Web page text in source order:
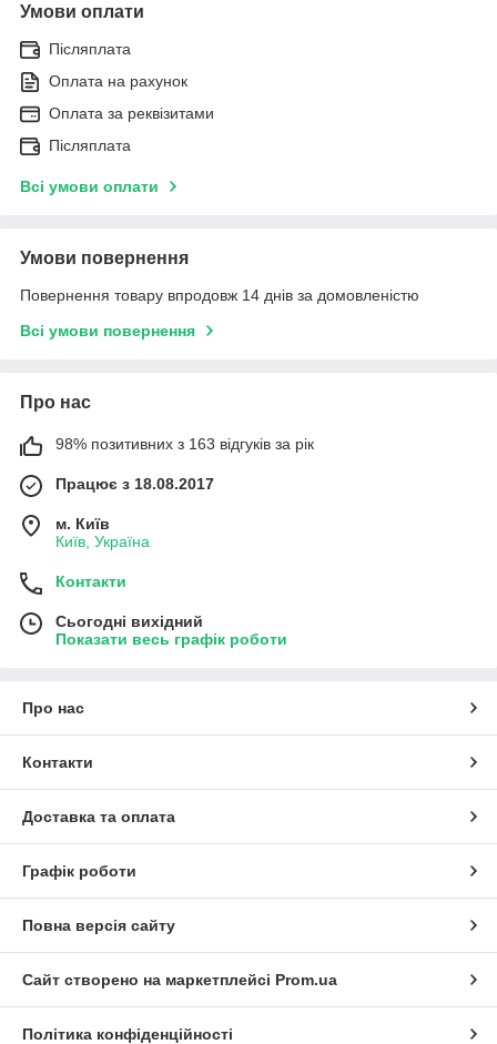
Умови оплати
Післяплата
Оплата на рахунок
Оплата за реквізитами
Післяплата
Всі умови оплати
Умови повернення
Повернення товару впродовж 14 днів за домовленістю
Всі умови повернення
Про нас
98% позитивних з 163 відгуків за рік
Працює з 18.08.2017
м. Київ
Київ, Україна
Контакти
Сьогодні вихідний
Показати весь графік роботи
Про нас
Контакти
Доставка та оплата
Графік роботи
Повна версія сайту
Сайт створено на маркетплейсі Prom.ua
Політика конфіденційності